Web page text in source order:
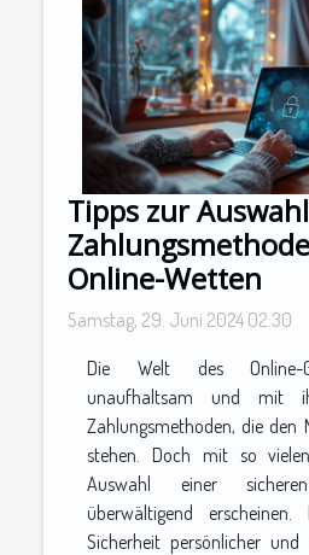
Tipps zur
Online-Wetten
Samstag, 29. Juni 2024 02:30
Die Welt des Online-
unaufhaltsam und mit
Zahlungsmethoden, die den
stehen. Doch mit so
Auswahl einer
überwältigend
Sicherheit persönlicher